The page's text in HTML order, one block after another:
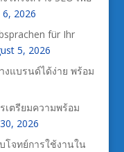
2026
für Ihr
5, 2026
งแบรนด์ได้ง่าย พร้อม
เตรียมความพร้อม
2026
โจทย์การใช้งานใน